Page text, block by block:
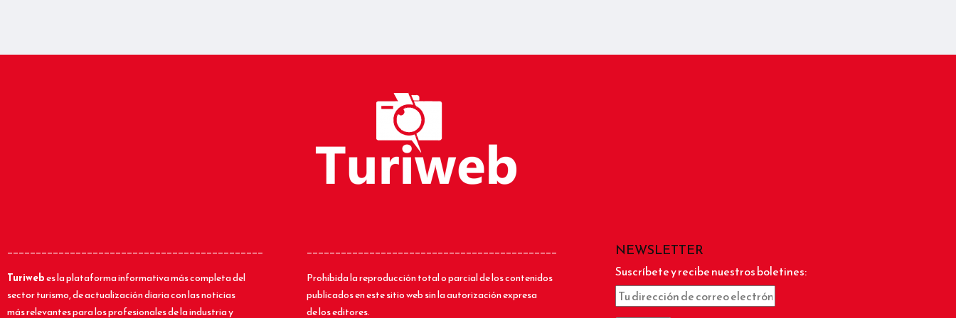
_____________________________________________
Turiwebes la plataforma informativa más completa del
sector turismo, de actualización diaria con las noticias
más relevantes para los profesionales de la industria y
____________________________________________
Prohibida la reproducción total o parcial de los contenidos
publicados en este sitio web sin la autorización expresa
de los editores.
NEWSLETTER
Suscríbete y recibe nuestros boletines: